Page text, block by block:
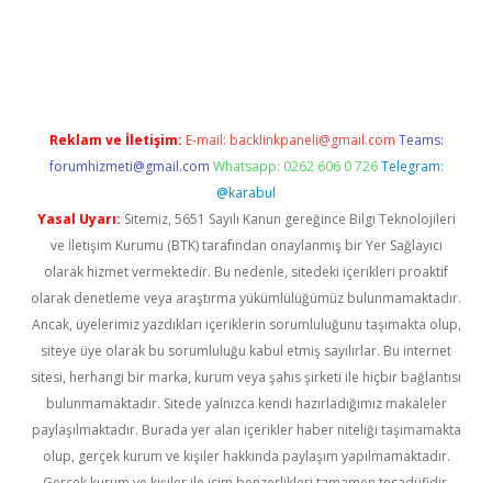
Reklam ve İletişim: E-mail: backlinkpaneli@gmail.com Teams:
forumhizmeti@gmail.com Whatsapp: 0262 606 0 726 Telegram:
@karabul
Yasal Uyarı: Sitemiz, 5651 Sayılı Kanun gereğince Bilgi Teknolojileri
ve İletişim Kurumu (BTK) tarafından onaylanmış bir Yer Sağlayıcı
olarak hizmet vermektedir. Bu nedenle, sitedeki içerikleri proaktif
olarak denetleme veya araştırma yükümlülüğümüz bulunmamaktadır.
Ancak, üyelerimiz yazdıkları içeriklerin sorumluluğunu taşımakta olup,
siteye üye olarak bu sorumluluğu kabul etmiş sayılırlar. Bu internet
sitesi, herhangi bir marka, kurum veya şahıs şirketi ile hiçbir bağlantısı
bulunmamaktadır. Sitede yalnızca kendi hazırladığımız makaleler
paylaşılmaktadır. Burada yer alan içerikler haber niteliği taşımamakta
olup, gerçek kurum ve kişiler hakkında paylaşım yapılmamaktadır.